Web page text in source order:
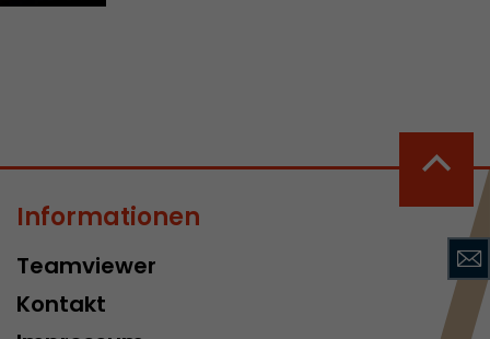
Informationen
Teamviewer
Kontakt
alle
ab, ob die
die